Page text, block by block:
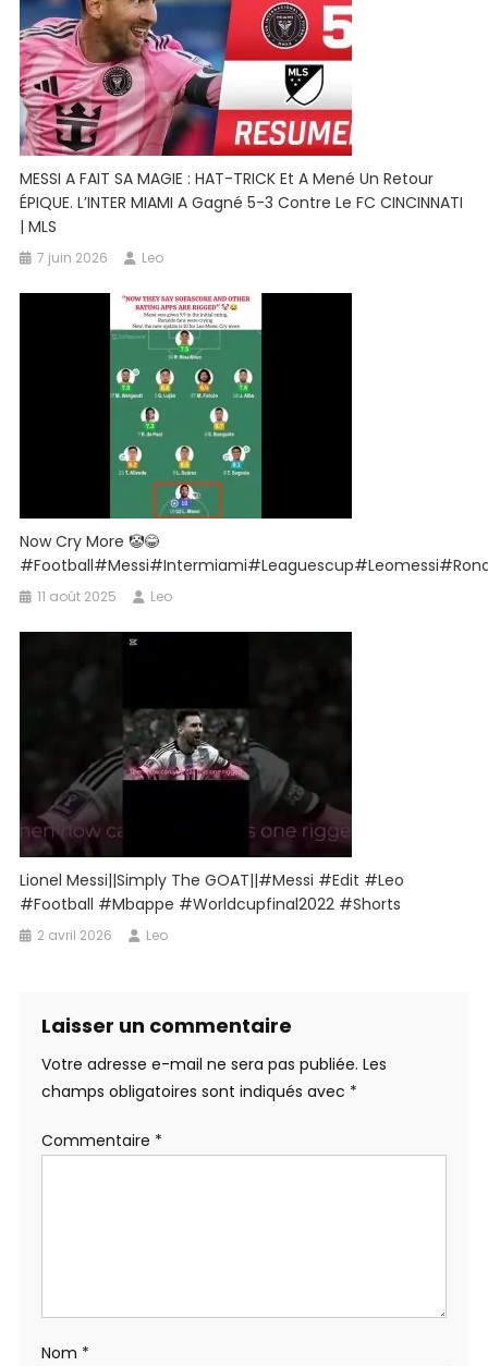
MESSI A FAIT SA MAGIE : HAT-TRICK Et A Mené Un Retour
ÉPIQUE. L’INTER MIAMI A Gagné 5-3 Contre Le FC CINCINNATI
| MLS
7 juin 2026 Leo
Now Cry More 🤡😂
11 août 2025 Leo
Lionel Messi||Simply The GOAT||#messi #edit #leo
#football #mbappe #worldcupfinal2022 #shorts
2 avril 2026 Leo
Laisser un commentaire
Votre adresse e-mail ne sera pas publiée. Les
champs obligatoires sont indiqués avec *
Commentaire *
Nom *